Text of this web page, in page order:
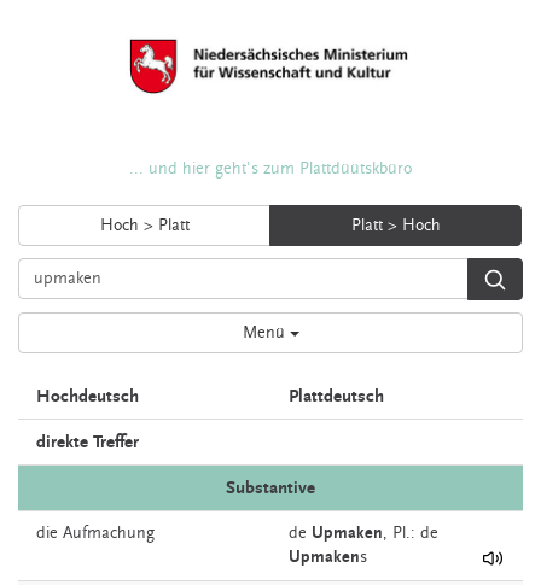
... und hier geht's zum Plattdüütskbüro
Hoch > Platt Platt > Hoch
Menü
Hochdeutsch Plattdeutsch
direkte Treffer
Substantive
die Aufmachung de Upmaken, Pl.: de
Upmakens